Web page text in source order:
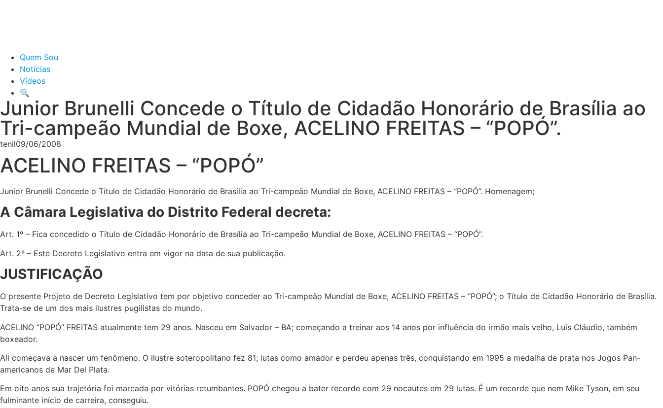
Quem Sou
Notícias
Vídeos
🔍
Junior Brunelli Concede o Título de Cidadão Honorário de Brasília ao
Tri-campeão Mundial de Boxe, ACELINO FREITAS – “POPÓ”.
tenil09/06/2008
ACELINO FREITAS – “POPÓ”
Junior Brunelli Concede o Título de Cidadão Honorário de Brasília ao Tri-campeão Mundial de Boxe, ACELINO FREITAS – “POPÓ”. Homenagem;
A Câmara Legislativa do Distrito Federal decreta:
Art. 1º – Fica concedido o Título de Cidadão Honorário de Brasília ao Tri-campeão Mundial de Boxe, ACELINO FREITAS – “POPÓ”.
Art. 2º – Este Decreto Legislativo entra em vigor na data de sua publicação.
JUSTIFICAÇÃO
O presente Projeto de Decreto Legislativo tem por objetivo conceder ao Tri-campeão Mundial de Boxe, ACELINO FREITAS – “POPÓ”; o Título de Cidadão Honorário de Brasília.
Trata-se de um dos mais ilustres pugilistas do mundo.
ACELINO “POPÓ” FREITAS atualmente tem 29 anos. Nasceu em Salvador – BA; começando a treinar aos 14 anos por influência do irmão mais velho, Luís Cláudio, também
boxeador.
Ali começava a nascer um fenômeno. O ilustre soteropolitano fez 81; lutas como amador e perdeu apenas três, conquistando em 1995 a medalha de prata nos Jogos Pan-
americanos de Mar Del Plata.
Em oito anos sua trajetória foi marcada por vitórias retumbantes. POPÓ chegou a bater recorde com 29 nocautes em 29 lutas. É um recorde que nem Mike Tyson, em seu
fulminante início de carreira, conseguiu.